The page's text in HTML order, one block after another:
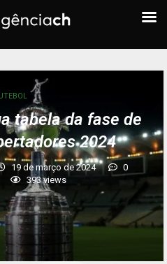
tabela da fase de
2024
19 de março de 2024
0
393views